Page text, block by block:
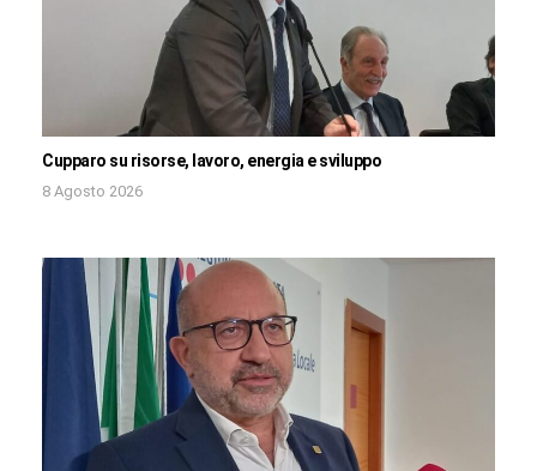
Cupparo su risorse, lavoro, energia e sviluppo
8 Agosto 2026